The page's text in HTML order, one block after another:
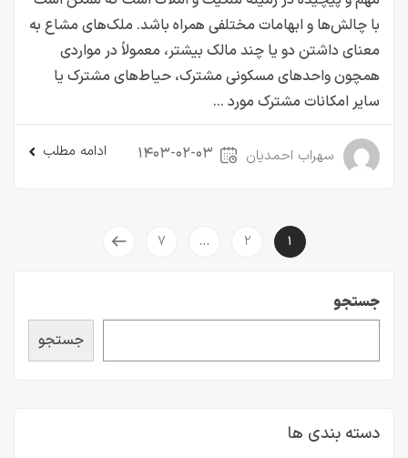
جستجو
جستجو
دسته بندی ها
با چالش‌ها و ابهامات مختلفی همراه باشد. ملک‌های مشاع به
معنای داشتن دو یا چند مالک بیشتر، معمولاً در مواردی
همچون واحدهای مسکونی مشترک، حیاط‌های مشترک یا
سایر امکانات مشترک مورد ...
سهراب احمدیان ۱۴۰۳-۰۲-۰۳ ادامه مطلب
۱ ۲ … ۷